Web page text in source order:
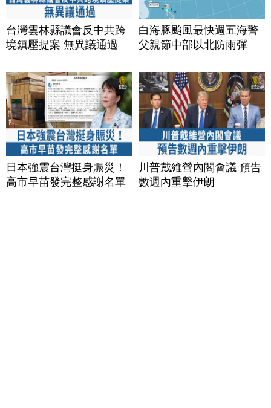
台灣雲林縣議會反中共跨
境鎮壓提案 無異議通過
白海豚颱風最快週五海警
父親節中部以北防雨彈
日本強震台灣挺身賑災！
高市早苗發完整感謝名單
川普戴維營內閣會議 預告
數週內重擊伊朗